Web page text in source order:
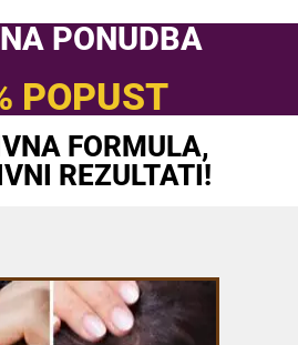
PONUDBA
POPUST
FORMULA,
REZULTATI!